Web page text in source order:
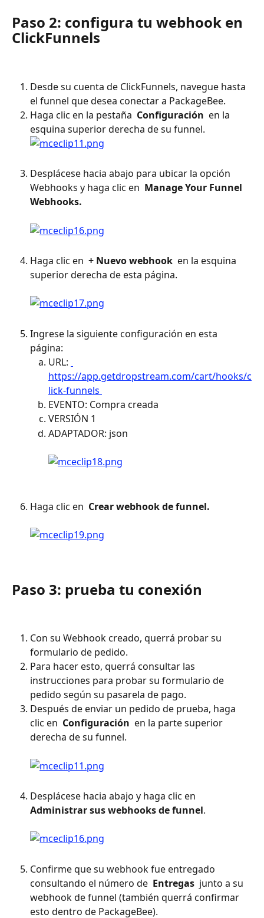
Paso 2: configura tu webhook en
ClickFunnels
Desde su cuenta de ClickFunnels, navegue hasta
el funnel que desea conectar a PackageBee.
Haga clic en la pestaña Configuración en la
esquina superior derecha de su funnel.
Desplácese hacia abajo para ubicar la opción
Webhooks y haga clic en Manage Your Funnel
Webhooks.
Haga clic en + Nuevo webhook en la esquina
superior derecha de esta página.
Ingrese la siguiente configuración en esta
página:
URL:
https://app.getdropstream.com/cart/hooks/c
lick-funnels
EVENTO: Compra creada
VERSIÓN 1
ADAPTADOR: json
Haga clic en Crear webhook de funnel.
Paso 3: prueba tu conexión
Con su Webhook creado, querrá probar su
formulario de pedido.
Para hacer esto, querrá consultar las
instrucciones para probar su formulario de
pedido según su pasarela de pago.
Después de enviar un pedido de prueba, haga
clic en Configuración en la parte superior
derecha de su funnel.
Desplácese hacia abajo y haga clic en
Administrar sus webhooks de funnel.
Confirme que su webhook fue entregado
consultando el número de Entregas junto a su
webhook de funnel (también querrá confirmar
esto dentro de PackageBee).